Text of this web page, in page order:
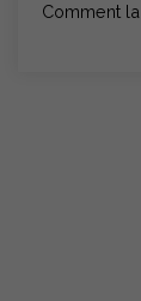
Comment la